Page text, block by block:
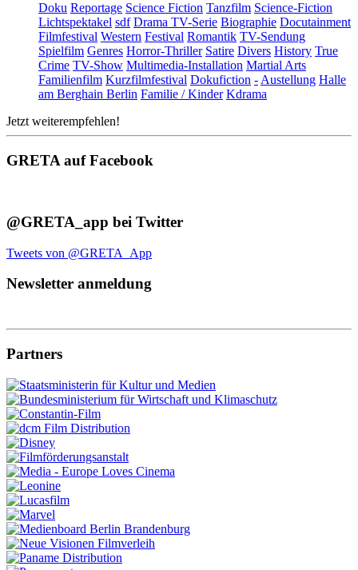
Doku Reportage Science Fiction Tanzfilm Science-Fiction
Lichtspektakel sdf Drama TV-Serie Biographie Docutainment
Filmfestival Western Festival Romantik TV-Sendung
Spielfilm Genres Horror-Thriller Satire Divers History True
Crime TV-Show Multimedia-Installation Martial Arts
Familienfilm Kurzfilmfestival Dokufiction - Austellung Halle
am Berghain Berlin Familie / Kinder Kdrama
Jetzt weiterempfehlen!
GRETA auf Facebook
@GRETA_app bei Twitter
Tweets von @GRETA_App
Newsletter anmeldung
Partners